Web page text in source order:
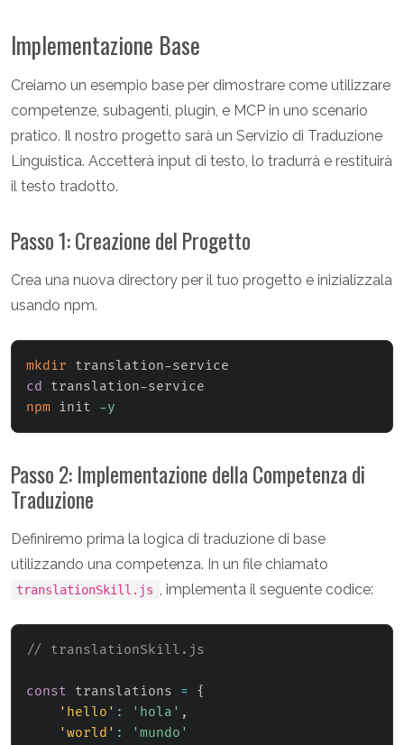
Implementazione Base
Creiamo un esempio base per dimostrare come utilizzare
competenze, subagenti, plugin, e MCP in uno scenario
pratico. Il nostro progetto sarà un Servizio di Traduzione
Linguistica. Accetterà input di testo, lo tradurrà e restituirà
il testo tradotto.
Passo 1: Creazione del Progetto
Crea una nuova directory per il tuo progetto e inizializzala
usando npm.
mkdir
cd
npm init -y
Passo 2: Implementazione della Competenza di
Traduzione
Definiremo prima la logica di traduzione di base
utilizzando una competenza. In un file chiamato
translationSkill.js , implementa il seguente codice:
// translationSkill.js
const translations =
{
'hello' : 'hola' ,
'world' :
'mundo'